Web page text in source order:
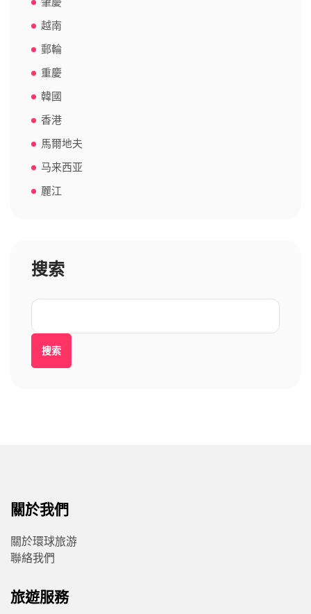
越南
郵輪
重慶
韓國
香港
馬爾地夫
马来西亚
麗江
搜索
搜索
關於我們
關於環球旅游
聯絡我們
旅遊服務